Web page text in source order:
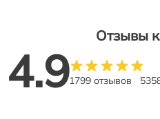
Отзывы
4.91799 отзывов